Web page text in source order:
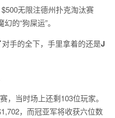
无限注德州扑克淘汰赛
的“狗屎运”。
手的全下，手里拿着的还是J
，当时场上还剩103位玩家。
，而冠亚军将收获六位数